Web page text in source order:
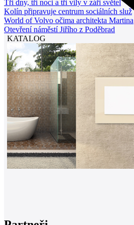
Tři dny, tři noci a tři vily v záři světel
Kolín připravuje centrum sociálních služ
World of Volvo očima architekta Martina
Otevření náměstí Jiřího z Poděbrad
KATALOG